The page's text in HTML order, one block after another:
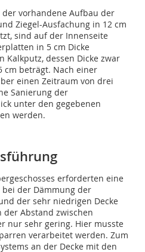
vorhandene Aufbau der
Ziegel-Ausfachung in 12 cm
sind auf der Innenseite
in 5 cm Dicke
Kalkputz, dessen Dicke zwar
cm beträgt. Nach einer
einen Zeitraum von drei
Sanierung der
unter den gegebenen
werden.
erforderten eine
bei der Dämmung der
der sehr niedrigen Decke
Abstand zwischen
nur sehr gering. Hier musste
verarbeitet werden. Zum
an der Decke mit den